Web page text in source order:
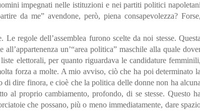
impegnati nelle istituzioni e nei partiti politici napoletani
da me” avendone, però, piena consapevolezza? Forse,
regole dell’assemblea furono scelte da noi stesse. Questa
un’“area politica” maschile alla quale
elettorali, per quanto riguardava le candidature femminili,
forza a molte. A mio avviso, ciò che ha poi determinato la
di dire finora, e cioè che la politica delle donne non ha alcuna
al proprio cambiamento, profondo, di se stesse. Questo ha
che possano, più o meno immediatamente, dare